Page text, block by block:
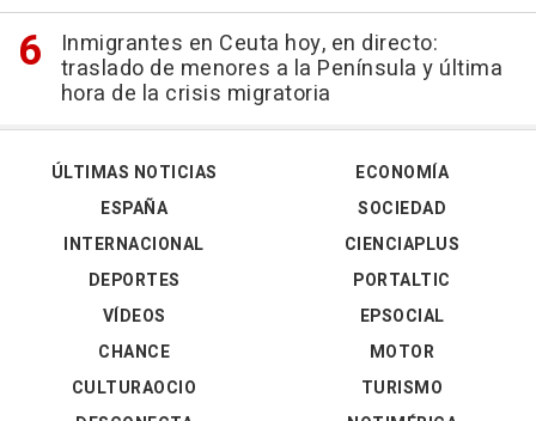
Inmigrantes en Ceuta hoy, en directo:
traslado de menores a la Península y última
hora de la crisis migratoria
ÚLTIMAS NOTICIAS
ESPAÑA
INTERNACIONAL
DEPORTES
VÍDEOS
ECONOMÍA
SOCIEDAD
CIENCIAPLUS
PORTALTIC
EPSOCIAL
CHANCE
CULTURAOCIO
MOTOR
TURISMO